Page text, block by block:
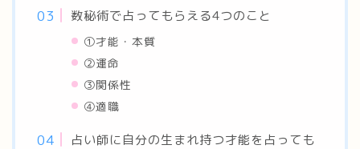
数秘術で占ってもらえる4つのこと
①才能・本質
②運命
③関係性
④適職
占い師に自分の生まれ持つ才能を占っても